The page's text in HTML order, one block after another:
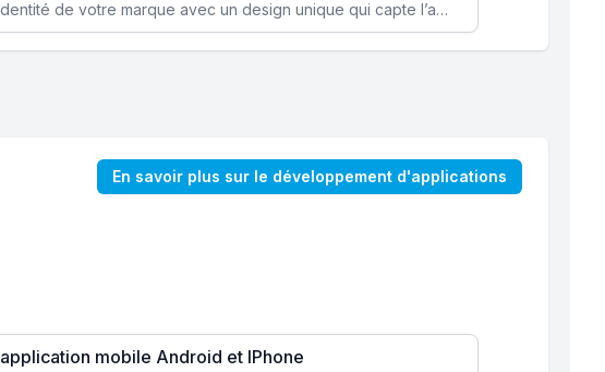
Renforcez l’identité de votre marque avec un design unique qui capte l’attention et engage vos clients.
En savoir plus sur le développement d'applications
mobile Android et IPhone